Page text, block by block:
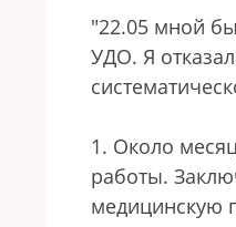
"22.05 мной
УДО. Я
1. Около
работы.
медицинскую